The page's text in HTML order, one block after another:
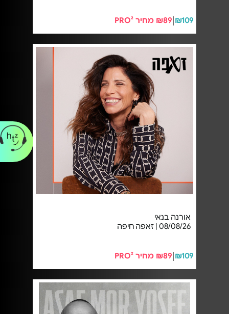
₪109 ₪89 מחיר PRO²
אורנה בנאי
08/08/26 | זאפה חיפה
₪109 ₪89 מחיר PRO²